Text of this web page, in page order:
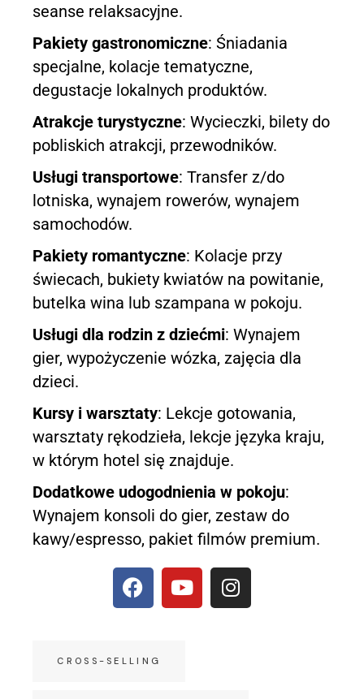
seanse relaksacyjne.
Pakiety gastronomiczne: Śniadania
specjalne, kolacje tematyczne,
degustacje lokalnych produktów.
Atrakcje turystyczne: Wycieczki, bilety do
pobliskich atrakcji, przewodników.
Usługi transportowe: Transfer z/do
lotniska, wynajem rowerów, wynajem
samochodów.
Pakiety romantyczne: Kolacje przy
świecach, bukiety kwiatów na powitanie,
butelka wina lub szampana w pokoju.
Usługi dla rodzin z dziećmi: Wynajem
gier, wypożyczenie wózka, zajęcia dla
dzieci.
Kursy i warsztaty: Lekcje gotowania,
warsztaty rękodzieła, lekcje języka kraju,
w którym hotel się znajduje.
Dodatkowe udogodnienia w pokoju:
Wynajem konsoli do gier, zestaw do
kawy/espresso, pakiet filmów premium.
CROSS-SELLING